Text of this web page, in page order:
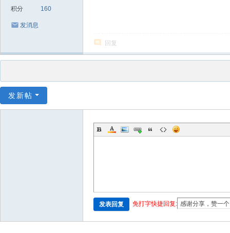
积分 160
发消息
回复
发新帖
发表回复 免打字快捷回复: